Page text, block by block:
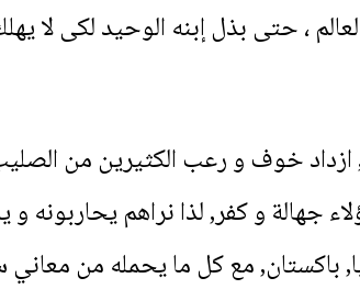
، حتى بذل إبنه الوحيد لكى
ازداد خوف و رعب الكثيرين من
و كفر, لذا نراهم يحاربونه و